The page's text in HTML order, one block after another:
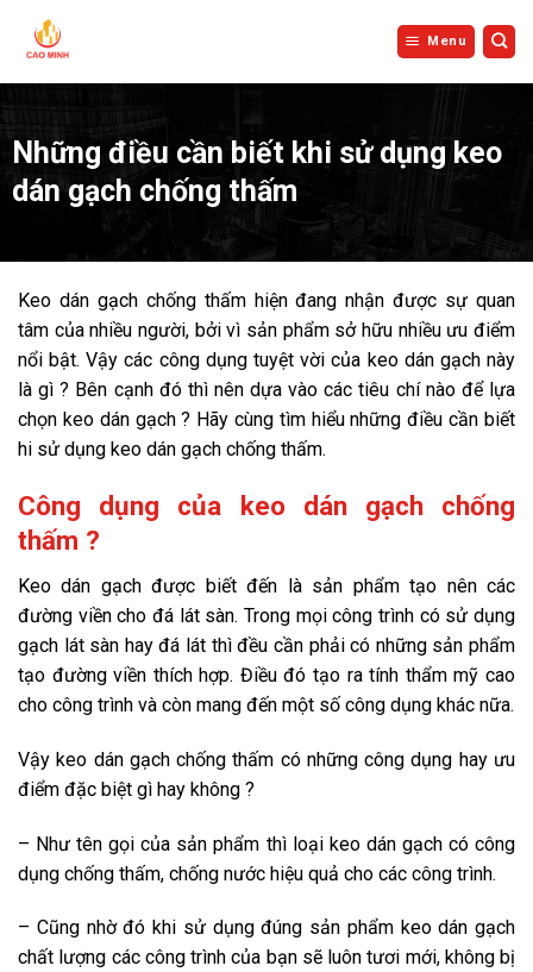
Menu
Những điều cần biết khi sử dụng keo
dán gạch chống thấm
Keo dán gạch chống thấm hiện đang nhận được sự quan
tâm của nhiều người, bởi vì sản phẩm sở hữu nhiều ưu điểm
nổi bật. Vậy các công dụng tuyệt vời của keo dán gạch này
là gì ? Bên cạnh đó thì nên dựa vào các tiêu chí nào để lựa
chọn keo dán gạch ? Hãy cùng tìm hiểu những điều cần biết
hi sử dụng keo dán gạch chống thấm.
Công dụng của keo dán gạch chống
thấm ?
Keo dán gạch được biết đến là sản phẩm tạo nên các
đường viền cho đá lát sàn. Trong mọi công trình có sử dụng
gạch lát sàn hay đá lát thì đều cần phải có những sản phẩm
tạo đường viền thích hợp. Điều đó tạo ra tính thẩm mỹ cao
cho công trình và còn mang đến một số công dụng khác nữa.
Vậy keo dán gạch chống thấm có những công dụng hay ưu
điểm đặc biệt gì hay không ?
– Như tên gọi của sản phẩm thì loại keo dán gạch có công
dụng chống thấm, chống nước hiệu quả cho các công trình.
– Cũng nhờ đó khi sử dụng đúng sản phẩm keo dán gạch
chất lượng các công trình của bạn sẽ luôn tươi mới, không bị